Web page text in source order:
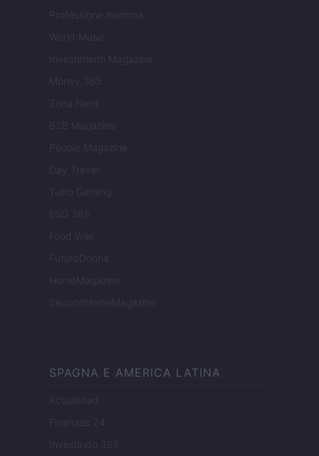
Professione mamma
World Music
Investimenti Magazine
Money 365
Zona Nerd
B2B Magazine
People Magazine
Day Travel
Tutto Gaming
ESG 365
Food Wiki
FuturoDonna
HomeMagazine
SecondHomeMagazine
SPAGNA E AMERICA LATINA
Actualidad
Finanzas 24
Investindo 365